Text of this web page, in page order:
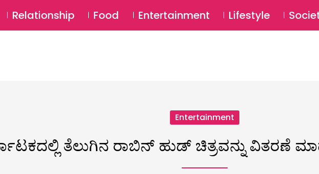
Relationship Food Entertainment Lifestyle
Entertainment
ತೆಲುಗಿನ ರಾಬಿನ್‌ ಹುಡ್‌ ಚಿತ್ರವನ್ನು ವಿತರಣೆ